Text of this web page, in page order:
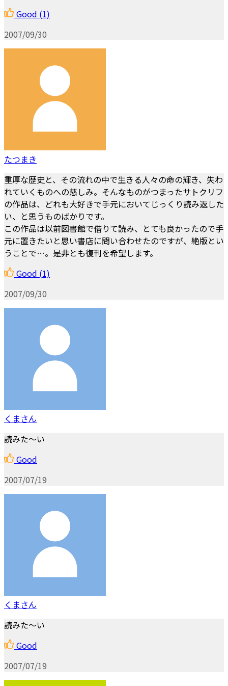
Good (1)
2007/09/30
たつまき
重厚な歴史と、その流れの中で生きる人々の命の輝き、失わ
れていくものへの慈しみ。そんなものがつまったサトクリフ
の作品は、どれも大好きで手元においてじっくり読み返した
い、と思うものばかりです。
この作品は以前図書館で借りて読み、とても良かったので手
元に置きたいと思い書店に問い合わせたのですが、絶版とい
うことで…。是非とも復刊を希望します。
Good (1)
2007/09/30
くまさん
読みた～い
Good
2007/07/19
くまさん
読みた～い
Good
2007/07/19